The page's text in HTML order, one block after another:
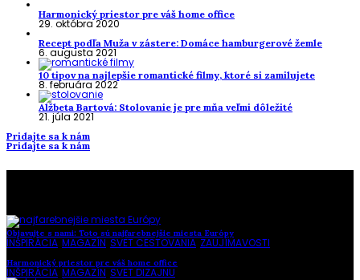
Harmonický priestor pre váš home office
29. októbra 2020
Recept podľa Muža v zástere: Domáce hamburgerové žemle
6. augusta 2021
10 tipov na najlepšie romantické filmy, ktoré si zamilujete
8. februára 2022
Alžbeta Bartová: Stolovanie je pre mňa veľmi dôležité
21. júla 2021
Pridajte sa k nám
Pridajte sa k nám
Objavujte s nami: Toto sú najfarebnejšie miesta Európy
INŠPIRÁCIA MAGAZÍN SVET CESTOVANIA ZAUJÍMAVOSTI
Harmonický priestor pre váš home office
INŠPIRÁCIA MAGAZÍN SVET DIZAJNU